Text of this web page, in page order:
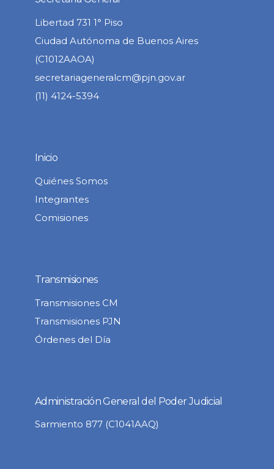
Libertad 731 1° Piso
Ciudad Autónoma de Buenos Aires
(C1012AAOA)
secretariageneralcm@pjn.gov.ar
(11) 4124-5394
Inicio
Quiénes Somos
Integrantes
Comisiones
Transmisiones
Transmisiones CM
Transmisiones PJN
Órdenes del Día
Administración General del Poder Judicial
Sarmiento 877 (C1041AAQ)